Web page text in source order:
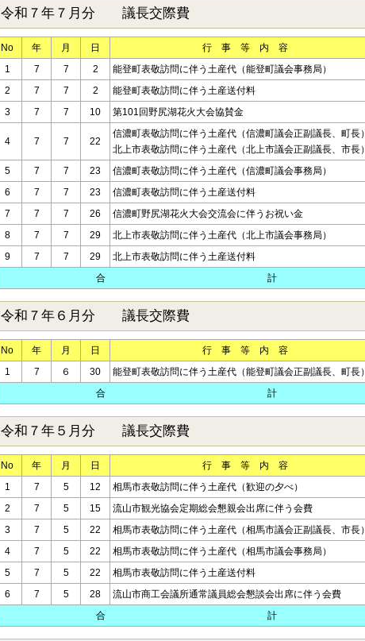
令和７年７月分 議長交際費
No 年 月 日 行 事 等 内 容
1
7 7 2 能登町表敬訪問に伴う土産代（能登町議会事務局）
2
7 7 2 能登町表敬訪問に伴う土産送付料
3
7 7 10 第101回野尻湖花火大会協賛金
4 7 7 22
信濃町表敬訪問に伴う土産代（信濃町議会正副議長、町長）
北上市表敬訪問に伴う土産代（北上市議会正副議長、市長）
5 7 7 23 信濃町表敬訪問に伴う土産代（信濃町議会事務局）
6
7 7 23 信濃町表敬訪問に伴う土産送付料
7
7 7 26 信濃町野尻湖花火大会交流会に伴うお祝い金
8
7 7 29 北上市表敬訪問に伴う土産代（北上市議会事務局）
9
7 7 29 北上市表敬訪問に伴う土産送付料
合 計
令和７年６月分 議長交際費
No 年 月 日 行 事 等 内 容
1
7 ６ 30 能登町表敬訪問に伴う土産代（能登町議会正副議長、町長）
合 計
令和７年５月分 議長交際費
No 年 月 日 行 事 等 内 容
1
7 5 12 相馬市表敬訪問に伴う土産代（歓迎の夕べ）
2
7 5 15 流山市観光協会定期総会懇親会出席に伴う会費
3
7 5 22 相馬市表敬訪問に伴う土産代（相馬市議会正副議長、市長）
4
7 5 22 相馬市表敬訪問に伴う土産代（相馬市議会事務局）
5
7 5 22 相馬市表敬訪問に伴う土産送付料
6
7 5 28 流山市商工会議所通常議員総会懇談会出席に伴う会費
合 計